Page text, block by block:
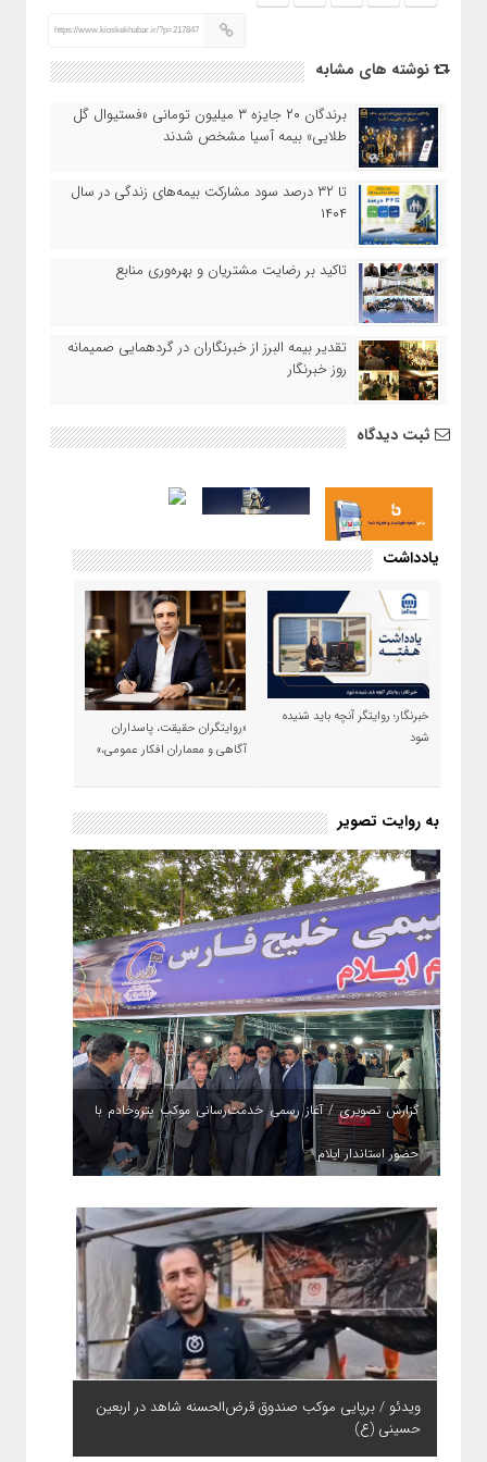
https://www.kioskekhabar.ir/?p=217847
نوشته های مشابه
برندگان ۲۰ جایزه ۳ میلیون تومانی «فستیوال گل
طلایی» بیمه آسیا مشخص شدند
تا ۳۲ درصد سود مشارکت بیمه‌های زندگی در سال
۱۴۰۴
تاکید بر رضایت مشتریان و بهره‌وری منابع
تقدیر بیمه البرز از خبرنگاران در گردهمایی صمیمانه
روز خبرنگار
ثبت دیدگاه
یادداشت
خبرنگار؛ روایتگر آنچه باید شنیده
شود
«روایتگران حقیقت، پاسداران
آگاهی و معماران افکار عمومی،»
به روایت تصویر
گزارش تصویری / آغاز رسمی خدمت‌رسانی موکب پتروخادم با
حضور استاندار ایلام
ویدئو / برپایی موکب صندوق قرض‌الحسنه شاهد در اربعین
حسینی (ع)